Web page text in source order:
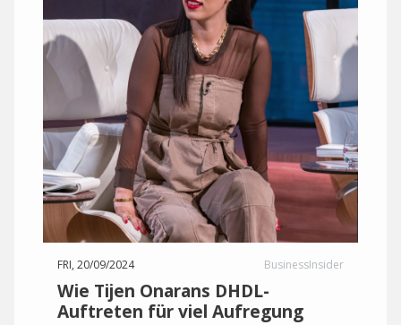
FRI, 20/09/2024 BusinessInsider
Wie Tijen Onarans DHDL-
Auftreten für viel Aufregung